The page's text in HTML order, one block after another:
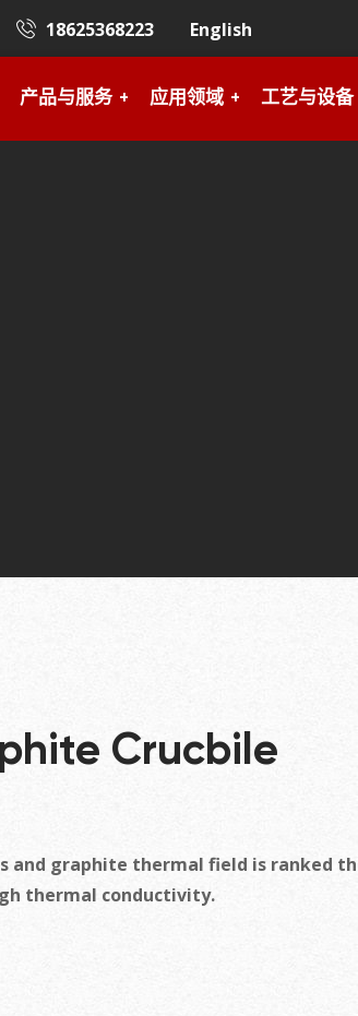
18625368223 English
产品与服务 应用领域 工艺与设备
Crucbile
and graphite thermal field is ranked
thermal conductivity.